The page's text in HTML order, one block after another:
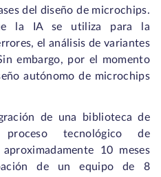
del diseño de microchips.
la IA se utiliza para la
el análisis de variantes
embargo, por el momento
autónomo de microchips
de una biblioteca de
tecnológico de
10 meses
de un equipo de 8